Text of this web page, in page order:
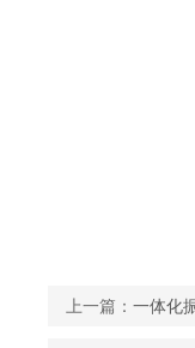
上一篇： 一体化